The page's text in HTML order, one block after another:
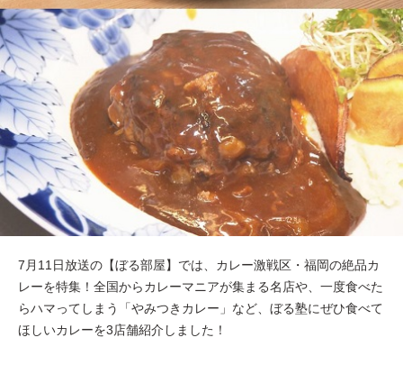
7月11日放送の【ぼる部屋】では、カレー激戦区・福岡の絶品カ
レーを特集！全国からカレーマニアが集まる名店や、一度食べた
らハマってしまう「やみつきカレー」など、ぼる塾にぜひ食べて
ほしいカレーを3店舗紹介しました！